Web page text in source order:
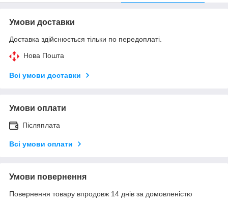
Умови доставки
Доставка здійснюється тільки по передоплаті.
Нова Пошта
Всі умови доставки
Умови оплати
Післяплата
Всі умови оплати
Умови повернення
Повернення товару впродовж 14 днів за домовленістю